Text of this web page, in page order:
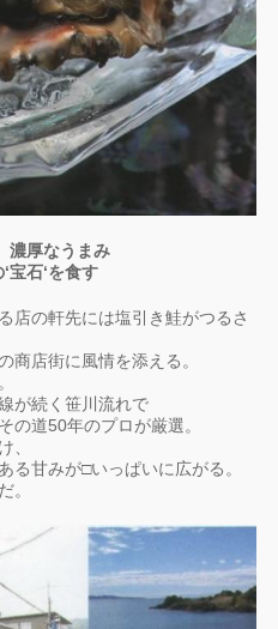
濃厚なうまみ
宝石‘を食す
店の軒先には塩引き鮭がつるさ
商店街に風情を添える。
が続く笹川流れで
の道50年のプロが厳選。
、
る甘みが□いっぱいに広がる。
。